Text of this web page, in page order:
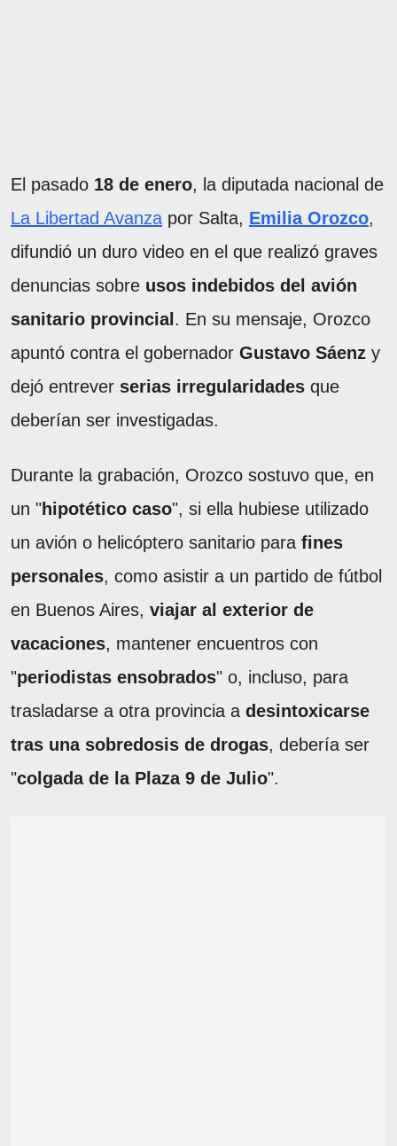
El pasado 18 de enero, la diputada nacional de
La Libertad Avanza por Salta, Emilia Orozco,
difundió un duro video en el que realizó graves
denuncias sobre usos indebidos del avión
sanitario provincial . En su mensaje, Orozco
apuntó contra el gobernador Gustavo Sáenz y
dejó entrever serias irregularidades que
deberían ser investigadas.
Durante la grabación, Orozco sostuvo que, en
un "hipotético caso", si ella hubiese utilizado
un avión o helicóptero sanitario para fines
personales, como asistir a un partido de fútbol
en Buenos Aires, viajar al exterior de
vacaciones, mantener encuentros con
"periodistas ensobrados" o, incluso, para
trasladarse a otra provincia a desintoxicarse
tras una sobredosis de drogas, debería ser
"colgada de la Plaza 9 de Julio".